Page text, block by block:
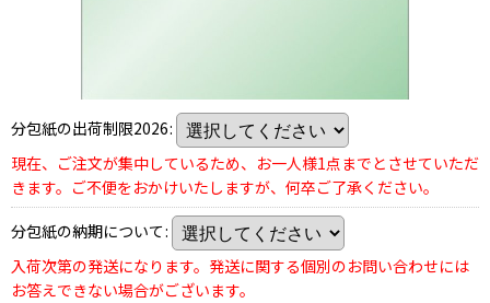
分包紙の出荷制限2026:
現在、ご注文が集中しているため、お一人様1点までとさせていただ
きます。ご不便をおかけいたしますが、何卒ご了承ください。
分包紙の納期について:
入荷次第の発送になります。発送に関する個別のお問い合わせには
お答えできない場合がございます。